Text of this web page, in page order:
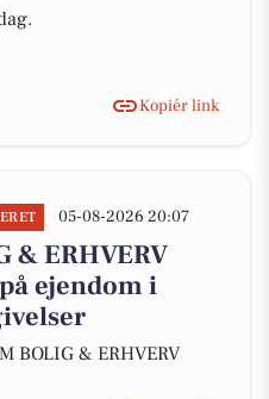
Kopiér link
05-08-2026 20:07
& ERHVERV
ejendom i
BOLIG & ERHVERV